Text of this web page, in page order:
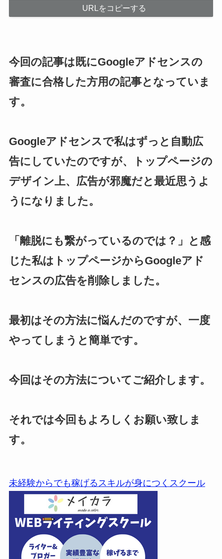
URLをコピーする
今回の記事は既にGoogleアドセンスの
審査に合格した方用の記事となっていま
す。
Googleアドセンスで私はずっと自動広
告にしていたのですが、トップページの
デザイン上、広告が邪魔だと最近思うよ
うになりました。
「離脱にも繋がっているのでは？」と感
じた私はトップページからGoogleアド
センスの広告を削除しました。
最初はその方法に悩んだのですが、一度
やってしまうと簡単です。
今回はその方法についてご紹介します。
それでは今回もよろしくお願い致しま
す。
未経験からでも稼げるスキルが身につくスクール